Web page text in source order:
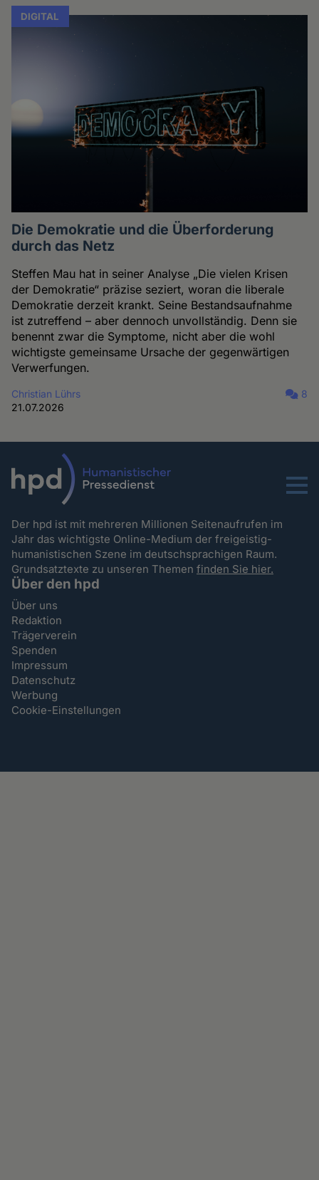
DIGITAL
Die Demokratie und die Überforderung
durch das Netz
Steffen Mau hat in seiner Analyse „Die vielen Krisen
der Demokratie“ präzise seziert, woran die liberale
Demokratie derzeit krankt. Seine Bestandsaufnahme
ist zutreffend – aber dennoch unvollständig. Denn sie
benennt zwar die Symptome, nicht aber die wohl
wichtigste gemeinsame Ursache der gegenwärtigen
Verwerfungen.
Christian Lührs
21.07.2026
8
Menu
Der hpd ist mit mehreren Millionen Seitenaufrufen im
Jahr das wichtigste Online-Medium der freigeistig-
humanistischen Szene im deutschsprachigen Raum.
Grundsatztexte zu unseren Themenfinden Sie hier.
Über den hpd
Über uns
Redaktion
Trägerverein
Spenden
Impressum
Datenschutz
Werbung
Cookie-Einstellungen